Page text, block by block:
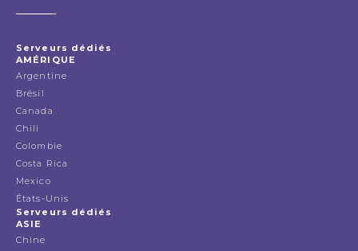
Serveurs dédiés
AMÉRIQUE
Argentine
Brésil
Canada
Chili
Colombie
Costa Rica
Mexico
États-Unis
Serveurs dédiés
ASIE
Chine